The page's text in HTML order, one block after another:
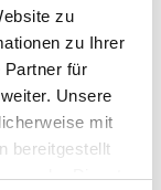
zu
zu Ihrer
Partner für
Unsere
mit
bereitgestellt
der Dienste
angezeigt
des